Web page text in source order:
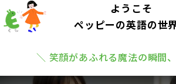
ようこそ
ペッピーの英語の世
＼ 笑顔があふれる魔法の瞬間